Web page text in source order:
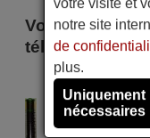
Voici certains
télécommande
KUBA
Alimentation :
Pile alcaline
votre visite et
notre site
de
plus.
Uniquement
nécessaires